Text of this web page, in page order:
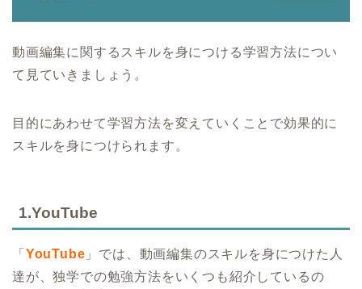
動画編集に関するスキルを身につける学習方法につい
て見ていきましょう。
目的にあわせて学習方法を変えていくことで効果的に
スキルを身につけられます。
1.YouTube
「 YouTube 」では、動画編集のスキルを身につけた人
達が、独学での勉強方法をいくつも紹介しているの